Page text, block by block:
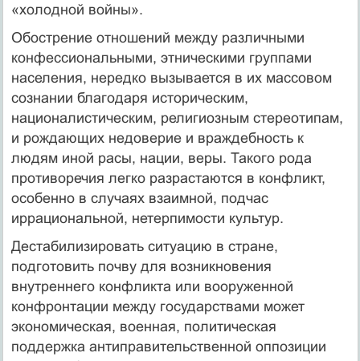
«холодной войны».
Обострение отношений между различными
конфессиональными, этническими группами
населения, нередко вызывается в их массовом
сознании благодаря историческим,
националистическим, религиозным стереотипам,
и рождающих недоверие и враждебность к
людям иной расы, нации, веры. Такого рода
противоречия легко разрастаются в конфликт,
особенно в случаях взаимной, подчас
иррациональной, нетерпимости культур.
Дестабилизировать ситуацию в стране,
подготовить почву для возникновения
внутреннего конфликта или вооруженной
конфронтации между государствами может
экономическая, военная, политическая
поддержка антиправительственной оппозиции